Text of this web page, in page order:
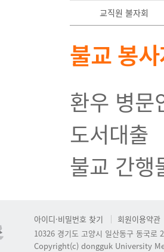
교직원 불자회
불교 봉
환우 병문
도서대출
불교 간행
아이디·비밀번호 찾기
회원이용약관
10326 경기도 고양시 일산동구 동국로
Copyright(c) dongguk University